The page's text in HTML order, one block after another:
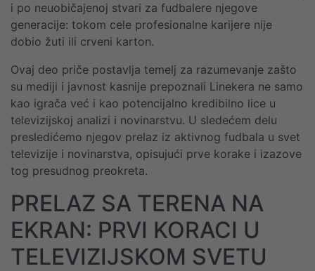
i po neuobičajenoj stvari za fudbalere njegove
generacije: tokom cele profesionalne karijere nije
dobio žuti ili crveni karton.
Ovaj deo priče postavlja temelj za razumevanje zašto
su mediji i javnost kasnije prepoznali Linekera ne samo
kao igrača već i kao potencijalno kredibilno lice u
televizijskoj analizi i novinarstvu. U sledećem delu
presledićemo njegov prelaz iz aktivnog fudbala u svet
televizije i novinarstva, opisujući prve korake i izazove
tog presudnog preokreta.
PRELAZ SA TERENA NA
EKRAN: PRVI KORACI U
TELEVIZIJSKOM SVETU